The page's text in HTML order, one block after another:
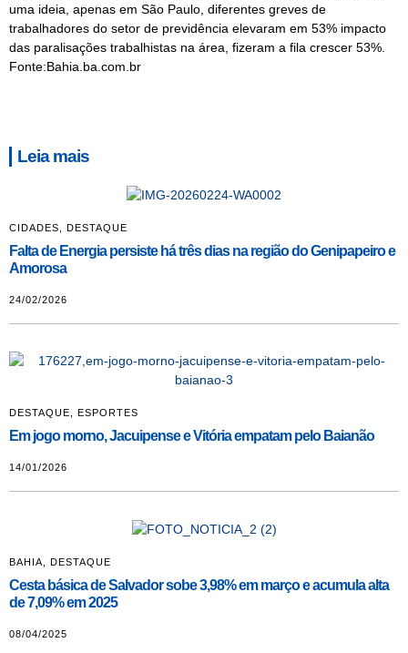
uma ideia, apenas em São Paulo, diferentes greves de
trabalhadores do setor de previdência elevaram em 53% impacto
das paralisações trabalhistas na área, fizeram a fila crescer 53%.
Fonte:Bahia.ba.com.br
Leia mais
CIDADES DESTAQUE
Falta de Energia persiste há três dias na região do Genipapeiro e
Amorosa
24/02/2026
DESTAQUE ESPORTES
Em jogo morno, Jacuipense e Vitória empatam pelo Baianão
14/01/2026
BAHIA DESTAQUE
Cesta básica de Salvador sobe 3,98% em março e acumula alta
de 7,09% em 2025
08/04/2025